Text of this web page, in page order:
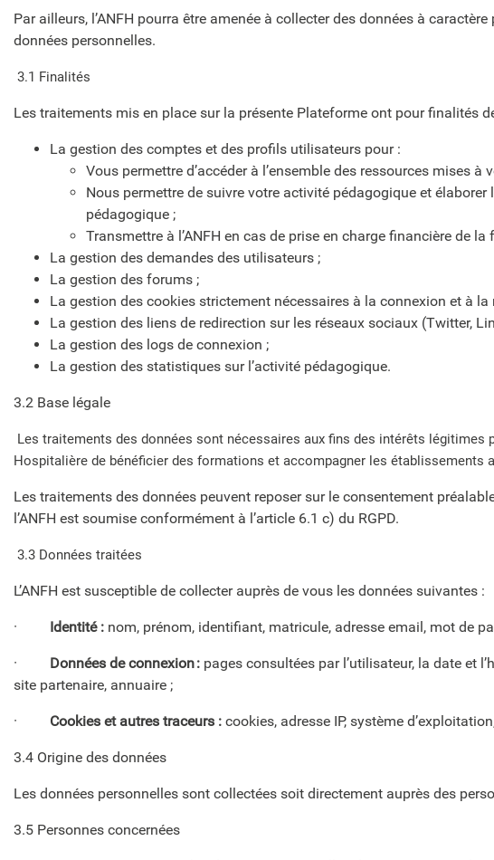
Par ailleurs, l’ANFH pourra être amenée à collecter des données à
données personnelles.
3.1 Finalités
Les traitements mis en place sur la présente Plateforme ont pour finalités
La gestion des comptes et des profils utilisateurs pour :
Vous permettre d’accéder à l’ensemble des ressources mises à
Nous permettre de suivre votre activité pédagogique et
pédagogique ;
Transmettre à l’ANFH en cas de prise en charge financière de
La gestion des demandes des utilisateurs ;
La gestion des forums ;
La gestion des cookies strictement nécessaires à la connexion et à
La gestion des liens de redirection sur les réseaux sociaux (Twitter,
La gestion des logs de connexion ;
La gestion des statistiques sur l’activité pédagogique.
3.2 Base légale
Les traitements des données sont nécessaires aux fins des intérêts légitimes
Hospitalière de bénéficier des formations et accompagner les établissements
Les traitements des données peuvent reposer sur le consentement
l’ANFH est soumise conformément à l’article 6.1 c) du RGPD.
3.3 Données traitées
L’ANFH est susceptible de collecter auprès de vous les données suivantes :
· Identité : nom, prénom, identifiant, matricule, adresse email, mot de
· Données de connexion : pages consultées par l’utilisateur, la date et
site partenaire, annuaire ;
· Cookies et autres traceurs : cookies, adresse IP, système
3.4 Origine des données
Les données personnelles sont collectées soit directement auprès des
3.5 Personnes concernées